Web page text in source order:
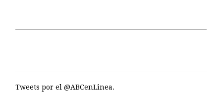
Tweets por el @ABCenLinea.